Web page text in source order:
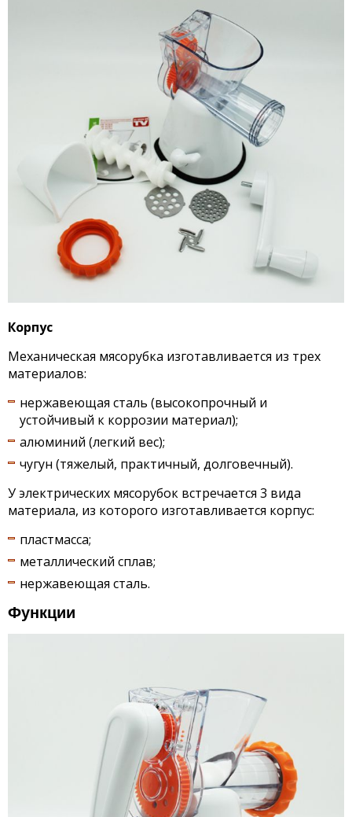
Корпус
Механическая мясорубка изготавливается из трех
материалов:
нержавеющая сталь (высокопрочный и
устойчивый к коррозии материал);
алюминий (легкий вес);
чугун (тяжелый, практичный, долговечный).
У электрических мясорубок встречается 3 вида
материала, из которого изготавливается корпус:
пластмасса;
металлический сплав;
нержавеющая сталь.
Функции